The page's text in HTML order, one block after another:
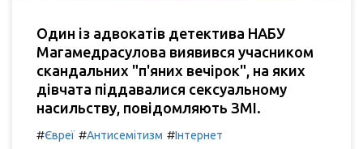
Один із адвокатів детектива НАБУ
Магамедрасулова виявився учасником
скандальних "п'яних вечірок", на яких
дівчата піддавалися сексуальному
насильству, повідомляють ЗМІ.
#Євреї #Антисемітизм #Інтернет